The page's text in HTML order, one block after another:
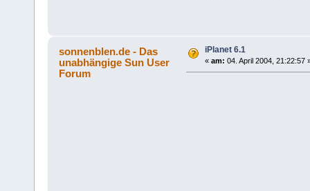
sonnenblen.de - Das
unabhängige Sun User
Forum
iPlanet 6.1
« am: 04. April 2004, 21:22:57